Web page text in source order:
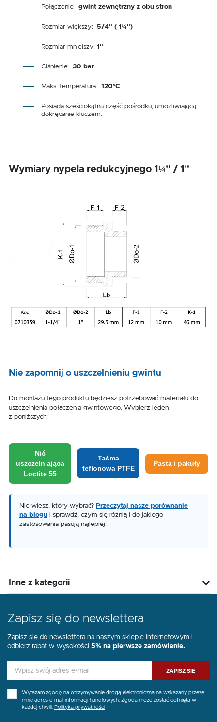
Połączenie: gwint zewnętrzny z obu stron
Rozmiar większy: 5/4" ( 1¼")
Rozmiar mniejszy: 1"
Ciśnienie: 30 bar
Maks. temperatura: 120°C
Posiada sześciokątną część pośrodku, umożliwiającą
dokręcanie kluczem.
Wymiary nypela redukcyjnego 1¼" / 1"
Nie zapomnij o uszczelnieniu gwintu
Do montażu tego produktu będziesz potrzebować materiału do
uszczelnienia połączenia gwintowego. Wybierz jeden
z poniższych:
Nić
uszczelniająca
Loctite 55
Taśma
teflonowa PTFE
Pasta i pakuły
Nie wiesz, który wybrać? Przeczytaj nasze porównanie
na blogu i sprawdź, czym się różnią i do jakiego
zastosowania pasują najlepiej.
Inne z kategorii
Zapisz się do newslettera
Zapisz się do newslettera na naszym sklepie internetowym i
odbierz rabat w wysokości 5% na pierwsze zamówienie.
ZAPISZ SIĘ
Wyrażam zgodę na otrzymywanie drogą elektroniczną na wskazany przeze
mnie adres e-mail informacji handlowych. Zgoda może zostać cofnięta w
każdej chwili. Polityka prywatności